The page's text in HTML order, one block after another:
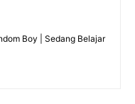
Boy | Sedang Belajar